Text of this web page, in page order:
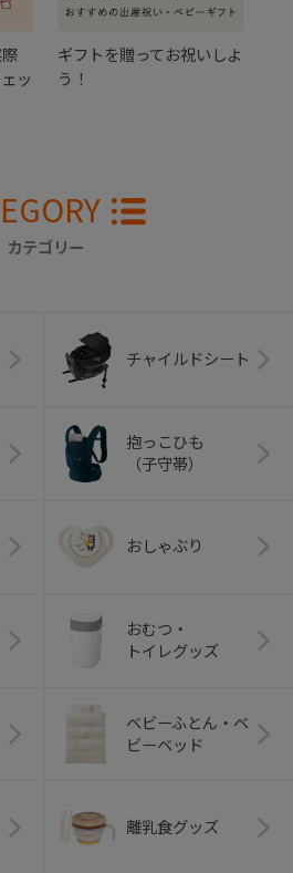
ッ
ギフトを贈ってお祝いしよ
う！
カテゴリー
チャイルドシート
抱っこひも
（子守帯）
おしゃぶり
おむつ・
トイレグッズ
ベビーふとん・ベ
ビーベッド
離乳食グッズ